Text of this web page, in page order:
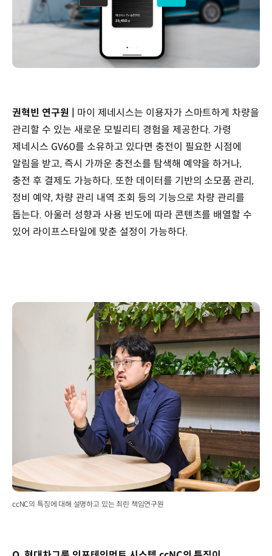
권혁빈 연구원 | 마이 제네시스는 이용자가 스마트하게 차량을
관리할 수 있는 새로운 모빌리티 경험을 제공한다. 가령
제네시스 GV60를 소유하고 있다면 충전이 필요한 시점에
알림을 받고, 즉시 가까운 충전소를 탐색해 예약을 하거나,
충전 후 결제도 가능하다. 또한 데이터를 기반의 소모품 관리,
정비 예약, 차량 관리 내역 조회 등의 기능으로 차량 관리를
돕는다. 아울러 성향과 사용 빈도에 따라 콘텐츠를 배열할 수
있어 라이프스타일에 맞춘 설정이 가능하다.
ccNC의 특징에 대해 설명하고 있는 최린 책임연구원